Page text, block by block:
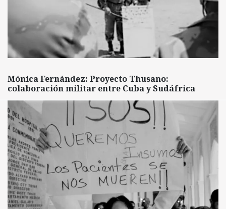
Mónica Fernández: Proyecto Thusano:
colaboración militar entre Cuba y Sudáfrica